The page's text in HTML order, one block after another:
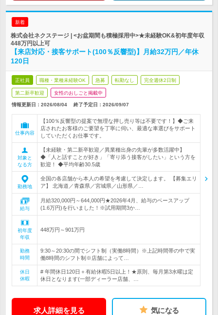
新着
株式会社ネクステージ | <お盆期間も積極採用中>★未経験OK&初年度年収
448万円以上可
【来店対応・接客サポート(100％反響型)】月給32万円／年休
120日
正社員 職種・業種未経験OK 急募 転勤なし 完全週休2日制
第二新卒歓迎 女性のおしごと掲載中
情報更新日：2026/08/04 終了予定日： 2026/09/07
仕事内容
【100％反響型の提案で無理な押し売り等は不要です！】◆ご来
店されたお客様のご要望を丁寧に伺い、最適な車選びをサポート
していただくお仕事です。
対象と
なる方
【未経験・第二新卒歓迎／異業種出身の先輩が多数活躍中】
◆「人と話すことが好き」「寄り添う接客がしたい」という方を
歓迎！ ◆平均年齢30.5歳
勤務地
全国の各店舗から本人の希望を考慮して決定します。 【募集エリ
ア】 北海道／青森県／宮城県／山形県／…
給与
月給320,000円～644,000円★2026年4月、給与のベースアップ
(1.6万円)を行いました！※試用期間3か…
初年度
年収
448万円～901万円
勤務
時間
9:30～20:30の間でシフト制（実働8時間）※上記時間帯の中で実
働8時間のシフト制※店舗によって…
休日
休暇
# 年間休日120日＋有給休暇5日以上！★原則、毎月第3水曜は定
休日となります(一部ディーラー店舗、…
求人詳細を見る 気になる